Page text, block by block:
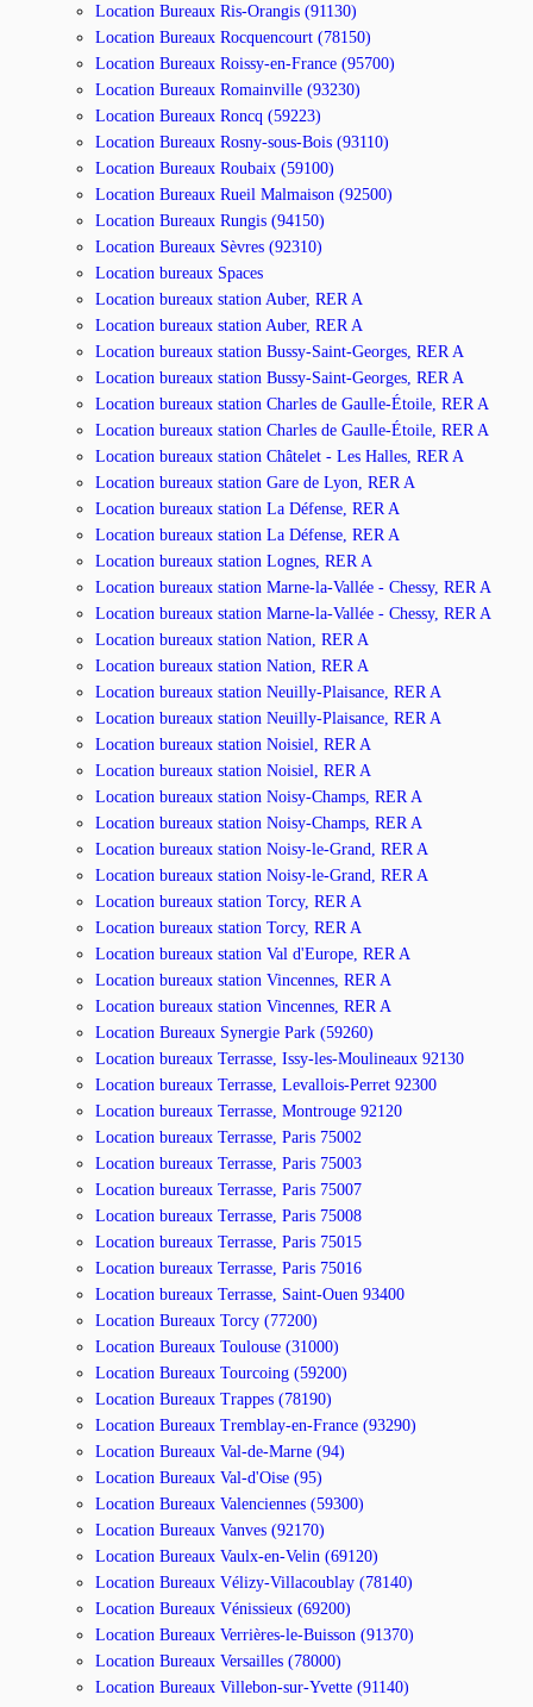
Location Bureaux Ris-Orangis (91130)
Location Bureaux Rocquencourt (78150)
Location Bureaux Roissy-en-France (95700)
Location Bureaux Romainville (93230)
Location Bureaux Roncq (59223)
Location Bureaux Rosny-sous-Bois (93110)
Location Bureaux Roubaix (59100)
Location Bureaux Rueil Malmaison (92500)
Location Bureaux Rungis (94150)
Location Bureaux Sèvres (92310)
Location bureaux Spaces
Location bureaux station Auber, RER A
Location bureaux station Auber, RER A
Location bureaux station Bussy-Saint-Georges, RER A
Location bureaux station Bussy-Saint-Georges, RER A
Location bureaux station Charles de Gaulle-Étoile, RER A
Location bureaux station Charles de Gaulle-Étoile, RER A
Location bureaux station Châtelet - Les Halles, RER A
Location bureaux station Gare de Lyon, RER A
Location bureaux station La Défense, RER A
Location bureaux station La Défense, RER A
Location bureaux station Lognes, RER A
Location bureaux station Marne-la-Vallée - Chessy, RER A
Location bureaux station Marne-la-Vallée - Chessy, RER A
Location bureaux station Nation, RER A
Location bureaux station Nation, RER A
Location bureaux station Neuilly-Plaisance, RER A
Location bureaux station Neuilly-Plaisance, RER A
Location bureaux station Noisiel, RER A
Location bureaux station Noisiel, RER A
Location bureaux station Noisy-Champs, RER A
Location bureaux station Noisy-Champs, RER A
Location bureaux station Noisy-le-Grand, RER A
Location bureaux station Noisy-le-Grand, RER A
Location bureaux station Torcy, RER A
Location bureaux station Torcy, RER A
Location bureaux station Val d'Europe, RER A
Location bureaux station Vincennes, RER A
Location bureaux station Vincennes, RER A
Location Bureaux Synergie Park (59260)
Location bureaux Terrasse, Issy-les-Moulineaux 92130
Location bureaux Terrasse, Levallois-Perret 92300
Location bureaux Terrasse, Montrouge 92120
Location bureaux Terrasse, Paris 75002
Location bureaux Terrasse, Paris 75003
Location bureaux Terrasse, Paris 75007
Location bureaux Terrasse, Paris 75008
Location bureaux Terrasse, Paris 75015
Location bureaux Terrasse, Paris 75016
Location bureaux Terrasse, Saint-Ouen 93400
Location Bureaux Torcy (77200)
Location Bureaux Toulouse (31000)
Location Bureaux Tourcoing (59200)
Location Bureaux Trappes (78190)
Location Bureaux Tremblay-en-France (93290)
Location Bureaux Val-de-Marne (94)
Location Bureaux Val-d'Oise (95)
Location Bureaux Valenciennes (59300)
Location Bureaux Vanves (92170)
Location Bureaux Vaulx-en-Velin (69120)
Location Bureaux Vélizy-Villacoublay (78140)
Location Bureaux Vénissieux (69200)
Location Bureaux Verrières-le-Buisson (91370)
Location Bureaux Versailles (78000)
Location Bureaux Villebon-sur-Yvette (91140)